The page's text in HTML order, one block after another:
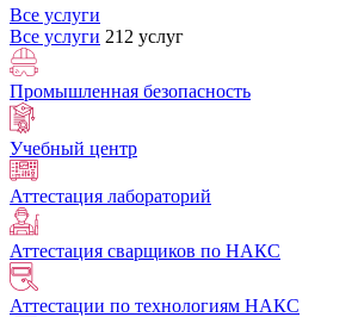
Все услуги
Все услуги 212 услуг
Промышленная безопасность
Учебный центр
Аттестация лабораторий
Аттестация сварщиков по НАКС
Аттестации по технологиям НАКС